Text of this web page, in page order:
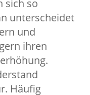
sich so
unterscheidet
und
ihren
Häufig